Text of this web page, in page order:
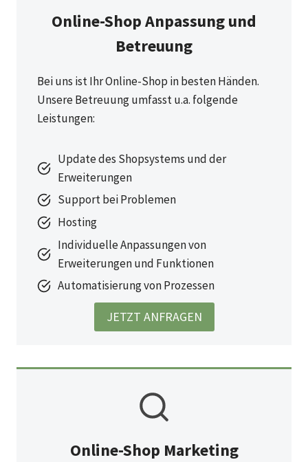
Online-Shop Anpassung und
Betreuung
Bei uns ist Ihr Online-Shop in besten Händen.
Unsere Betreuung umfasst u.a. folgende
Leistungen:
Update des Shopsystems und der
Erweiterungen
Support bei Problemen
Hosting
Individuelle Anpassungen von
Erweiterungen und Funktionen
Automatisierung von Prozessen
JETZT ANFRAGEN
Online-Shop Marketing